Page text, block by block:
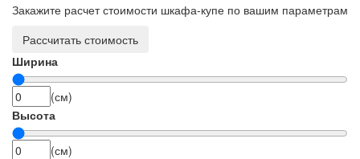
Закажите расчет стоимости шкафа-купе по вашим параметрам
Рассчитать стоимость
Ширина
(см)
Высота
(см)